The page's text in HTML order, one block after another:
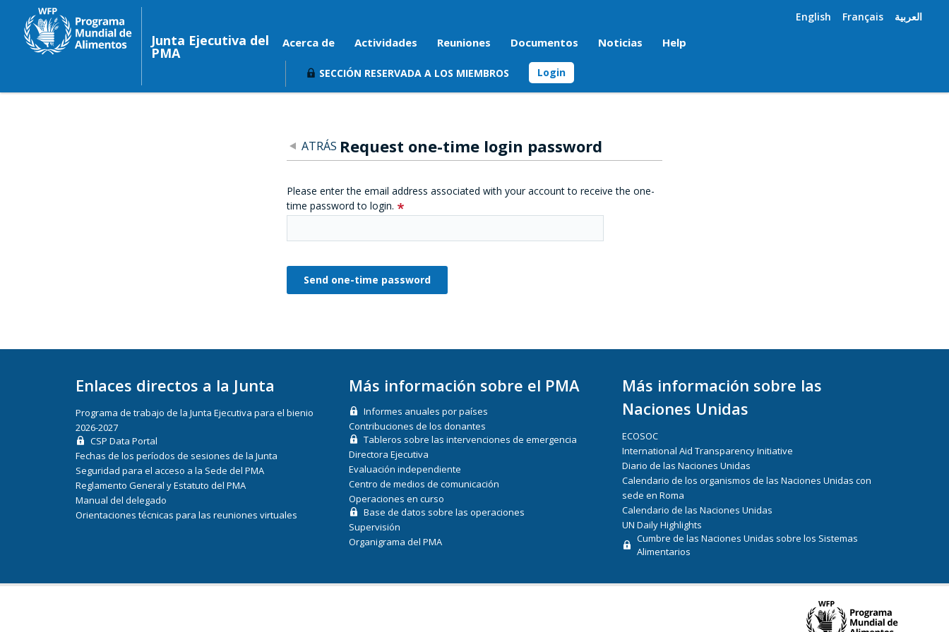
Junta Ejecutiva del
PMA
English Français العربية
Acerca de Actividades Reuniones Documentos Noticias Help
SECCIÓN RESERVADA A LOS MIEMBROS Login
ATRÁS Request one-time login password
Please enter the email address associated with your account to receive the one-
time password to login.
Enlaces directos a la Junta
Programa de trabajo de la Junta Ejecutiva para el bienio
2026-2027
CSP Data Portal
Fechas de los períodos de sesiones de la Junta
Seguridad para el acceso a la Sede del PMA
Reglamento General y Estatuto del PMA
Manual del delegado
Orientaciones técnicas para las reuniones virtuales
Más información sobre el PMA
Informes anuales por países
Contribuciones de los donantes
Tableros sobre las intervenciones de emergencia
Directora Ejecutiva
Evaluación independiente
Centro de medios de comunicación
Operaciones en curso
Base de datos sobre las operaciones
Supervisión
Organigrama del PMA
Más información sobre las
Naciones Unidas
ECOSOC
International Aid Transparency Initiative
Diario de las Naciones Unidas
Calendario de los organismos de las Naciones Unidas con
sede en Roma
Calendario de las Naciones Unidas
UN Daily Highlights
Cumbre de las Naciones Unidas sobre los Sistemas
Alimentarios